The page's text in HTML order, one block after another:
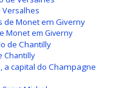
Versalhes
de Monet em Giverny
Monet em Giverny
de Chantilly
Chantilly
a capital do Champagne